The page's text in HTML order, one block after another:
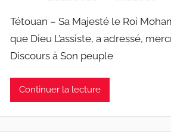
Tétouan – Sa Majesté le Roi
que Dieu L’assiste, a adressé,
Discours à Son peuple
Continuer la lecture